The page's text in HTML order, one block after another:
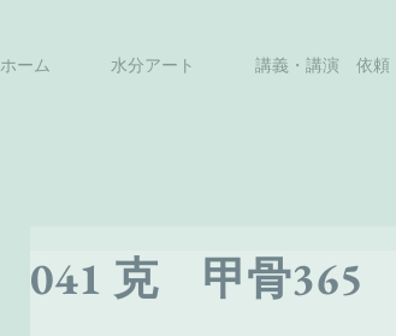
ホーム 水分アート 講義・講演 依頼
041 克 甲骨365